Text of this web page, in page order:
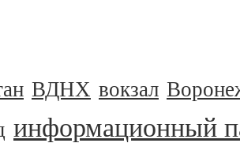
ВДНХ вокзал
информационный